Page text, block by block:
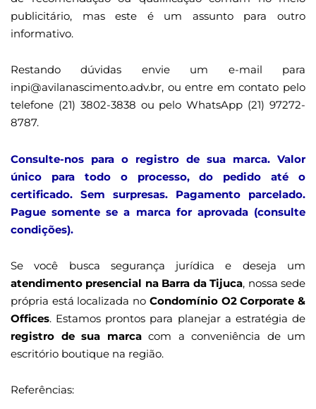
publicitário, mas este é um assunto para outro
informativo.
Restando dúvidas envie um e-mail para
inpi@avilanascimento.adv.br, ou entre em contato pelo
telefone (21) 3802-3838 ou pelo WhatsApp (21) 97272-
8787.
Consulte-nos para o registro de sua marca. Valor
único para todo o processo, do pedido até o
certificado. Sem surpresas. Pagamento parcelado.
Pague somente se a marca for aprovada (consulte
condições).
Se você busca segurança jurídica e deseja um
atendimento presencial na Barra da Tijuca, nossa sede
própria está localizada no Condomínio O2 Corporate &
Offices. Estamos prontos para planejar a estratégia de
registro de sua marcacom a conveniência de um
escritório boutique na região.
Referências: